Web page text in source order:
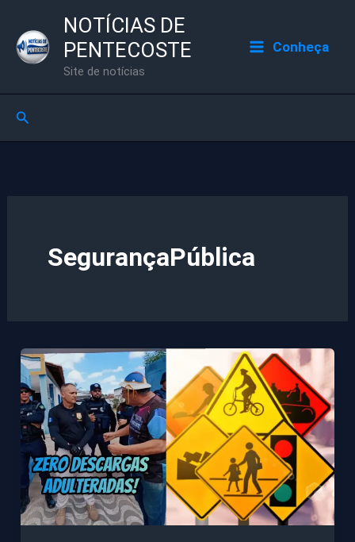
para
NOTÍCIAS DE
PENTECOSTE
Site de notícias
Conheça
Pesquisar
SegurançaPública